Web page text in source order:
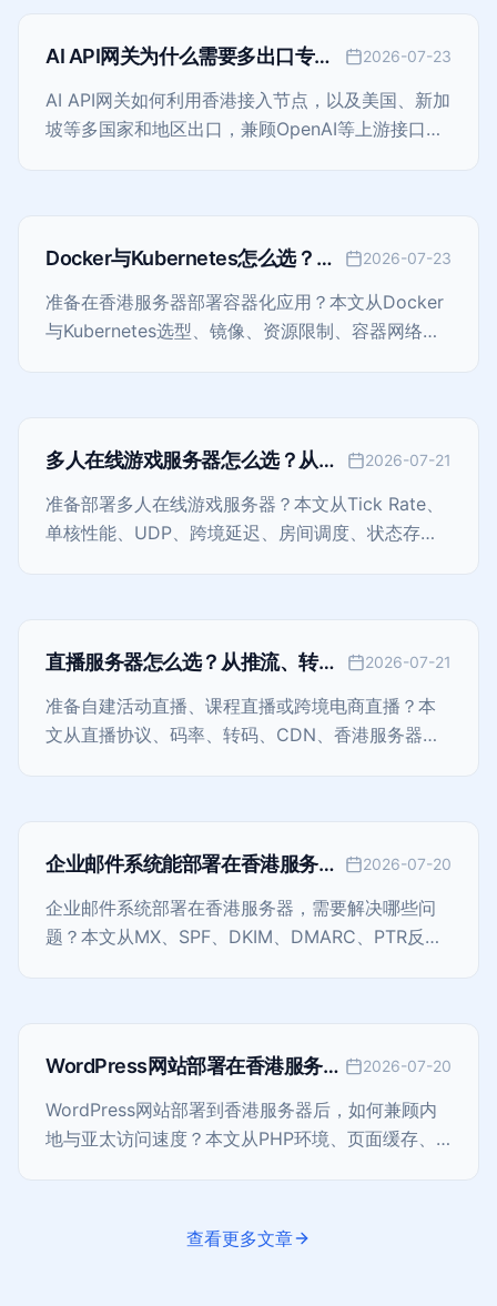
AI API网关为什么需要多出口专
线？香港接入与OpenAI合规出口
架构指南
2026-07-23
AI API网关如何利用香港接入节点，以及美国、新加
坡等多国家和地区出口，兼顾OpenAI等上游接口的
Docker与Kubernetes怎么选？香
港服务器容器化部署与运维指南
2026-07-23
准备在香港服务器部署容器化应用？本文从Docker
与Kubernetes选型、镜像、资源限制、容器网络、
多人在线游戏服务器怎么选？从
Tick Rate、延迟到DDoS防护的部
署指南
2026-07-21
准备部署多人在线游戏服务器？本文从Tick Rate、
单核性能、UDP、跨境延迟、房间调度、状态存
直播服务器怎么选？从推流、转码
到CDN与带宽规划的完整指南
2026-07-21
准备自建活动直播、课程直播或跨境电商直播？本
文从直播协议、码率、转码、CDN、香港服务器线
企业邮件系统能部署在香港服务器
吗？从DNS认证到投递率的完整指
南
2026-07-20
企业邮件系统部署在香港服务器，需要解决哪些问
题？本文从MX、SPF、DKIM、DMARC、PTR反向
WordPress网站部署在香港服务器
后怎么优化？从环境配置到访问速
度的完整指南
2026-07-20
WordPress网站部署到香港服务器后，如何兼顾内
地与亚太访问速度？本文从PHP环境、页面缓存、
查看更多文章